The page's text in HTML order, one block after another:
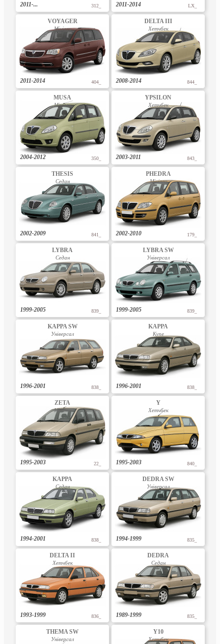
2011-... 312_ 2011-2014 LX_
VOYAGER
Мінівен
2011-2014 404_
DELTA III
Хетчбек
2008-2014 844_
MUSA
Мінівен
2004-2012 350_
YPSILON
Хетчбек
2003-2011 843_
THESIS
Седан
2002-2009 841_
PHEDRA
Мінівен
2002-2010 179_
LYBRA
Седан
1999-2005 839_
LYBRA SW
Універсал
1999-2005 839_
KAPPA SW
Універсал
1996-2001 838_
KAPPA
Купе
1996-2001 838_
ZETA
Мінівен
1995-2003 22_
Y
Хетчбек
1995-2003 840_
KAPPA
Седан
1994-2001 838_
DEDRA SW
Універсал
1994-1999 835_
DELTA II
Хетчбек
1993-1999 836_
DEDRA
Седан
1989-1999 835_
THEMA SW
Універсал
Y10
Хетчбек